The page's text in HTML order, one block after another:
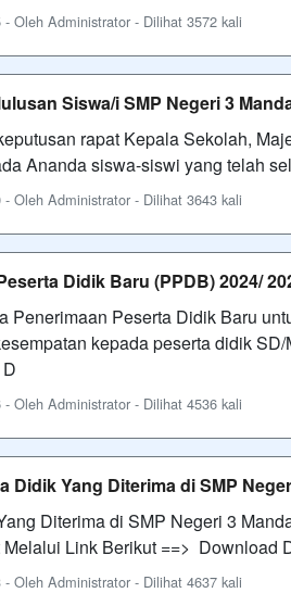
Oleh Administrator - Dilihat 3572 kali
Siswa/i SMP Negeri 3
rapat Kepala Sekolah,
Ananda siswa-siswi yang telah
- Oleh Administrator - Dilihat 3643 kali
Didik Baru (PPDB) 2024/
Penerimaan Peserta Didik Baru
kepada peserta didik
Oleh Administrator - Dilihat 4536 kali
Didik Yang Diterima di SMP
Diterima di SMP Negeri 3
Link Berikut ==> Download
Oleh Administrator - Dilihat 4637 kali